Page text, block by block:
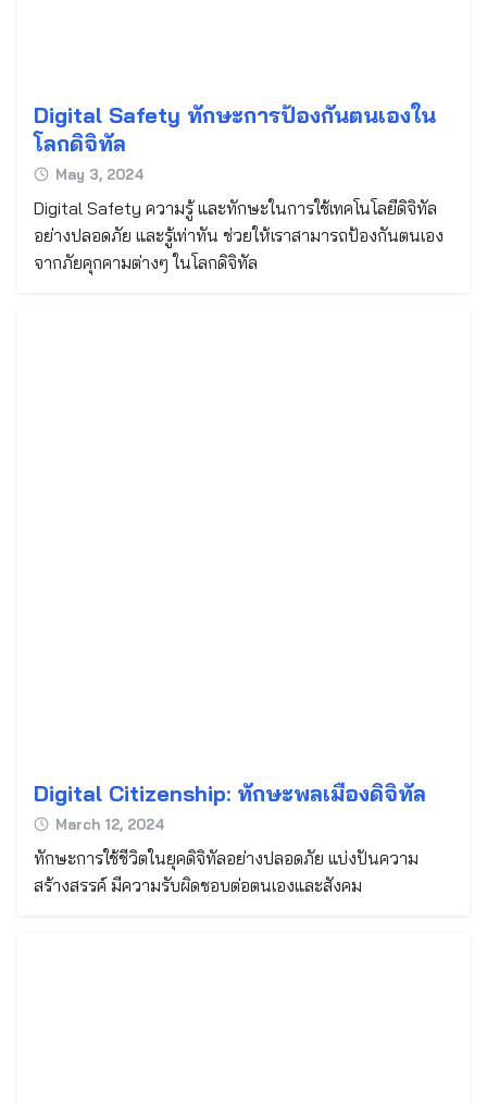
Digital Safety ทักษะการป้องกันตนเองใน
โลกดิจิทัล
May 3, 2024
Digital Safety ความรู้ และทักษะในการใช้เทคโนโลยีดิจิทัล
อย่างปลอดภัย และรู้เท่าทัน ช่วยให้เราสามารถป้องกันตนเอง
จากภัยคุกคามต่างๆ ในโลกดิจิทัล
Digital Citizenship: ทักษะพลเมืองดิจิทัล
March 12, 2024
ทักษะการใช้ชีวิตในยุคดิจิทัลอย่างปลอดภัย แบ่งปันความ
สร้างสรรค์ มีความรับผิดชอบต่อตนเองและสังคม